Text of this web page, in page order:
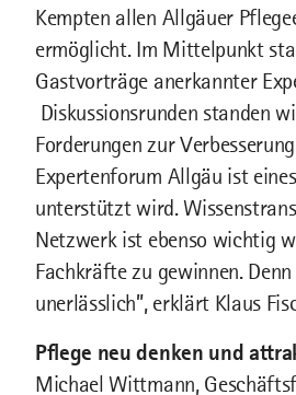
Kempten allen Allgäuer
ermöglicht. Im Mittelpunkt
Gastvorträge anerkannter
Diskussionsrunden standen
Forderungen zur
Expertenforum Allgäu ist
unterstützt wird.
Netzwerk ist ebenso wichtig
Fachkräfte zu gewinnen.
unerlässlich”, erklärt Klaus
Pflege neu denken und
Michael Wittmann,